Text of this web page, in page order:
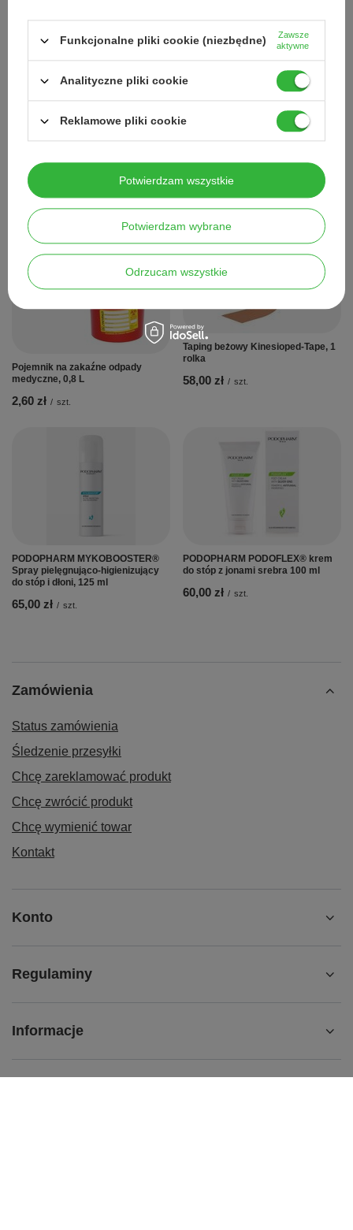
10 ml
złuszczająco-wygładzający
peeling cukrowy do stóp i ciała
Polecamy
Pojemnik na zakaźne odpady
medyczne, 0,8 L
2,60 zł / szt.
Taping beżowy Kinesioped-Tape, 1
rolka
58,00 zł / szt.
PODOPHARM MYKOBOOSTER®
Spray pielęgnująco-higienizujący
do stóp i dłoni, 125 ml
65,00 zł / szt.
PODOPHARM PODOFLEX® krem
do stóp z jonami srebra 100 ml
60,00 zł / szt.
Zamówienia
Status zamówienia
Śledzenie przesyłki
Chcę zareklamować produkt
Chcę zwrócić produkt
Chcę wymienić towar
Kontakt
Konto
Regulaminy
Informacje
Funkcjonalne pliki cookie (niezbędne)
Zawsze
aktywne
Analityczne pliki cookie
Reklamowe pliki cookie
Potwierdzam wybrane
Odrzucam wszystkie
Potwierdzam wszystkie